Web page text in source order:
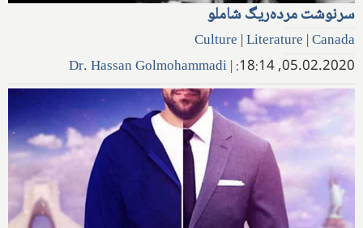
سرنوشت مرده‌ریگ شاملو
Culture |Literature |Canada
05.02.2020, 18:14:
|
Dr. Hassan Golmohammadi